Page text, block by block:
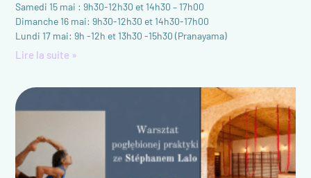
Samedi 15 mai : 9h30-12h30 et 14h30 – 17h00
Dimanche 16 mai: 9h30-12h30 et 14h30-17h00
Lundi 17 mai: 9h -12h et 13h30 -15h30 (Pranayama)
Lire la suite »